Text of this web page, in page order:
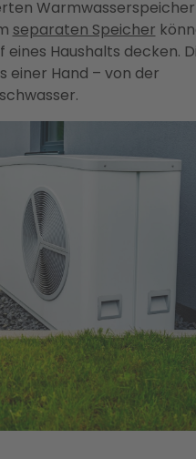
Warmwasserspeicher
separaten Speicher
Haushalts decken.
einer Hand – von der